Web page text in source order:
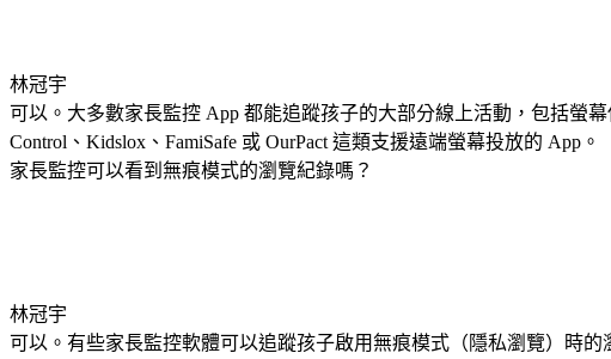
林冠宇
可以。大多數家長監控 App 都能追蹤孩子的大部分線上活動，包括螢
Control、Kidslox、FamiSafe 或 OurPact 這類支援遠端螢幕投放的 App。
家長監控可以看到無痕模式的瀏覽紀錄嗎？
林冠宇
可以。有些家長監控軟體可以追蹤孩子啟用無痕模式（隱私瀏覽）時的